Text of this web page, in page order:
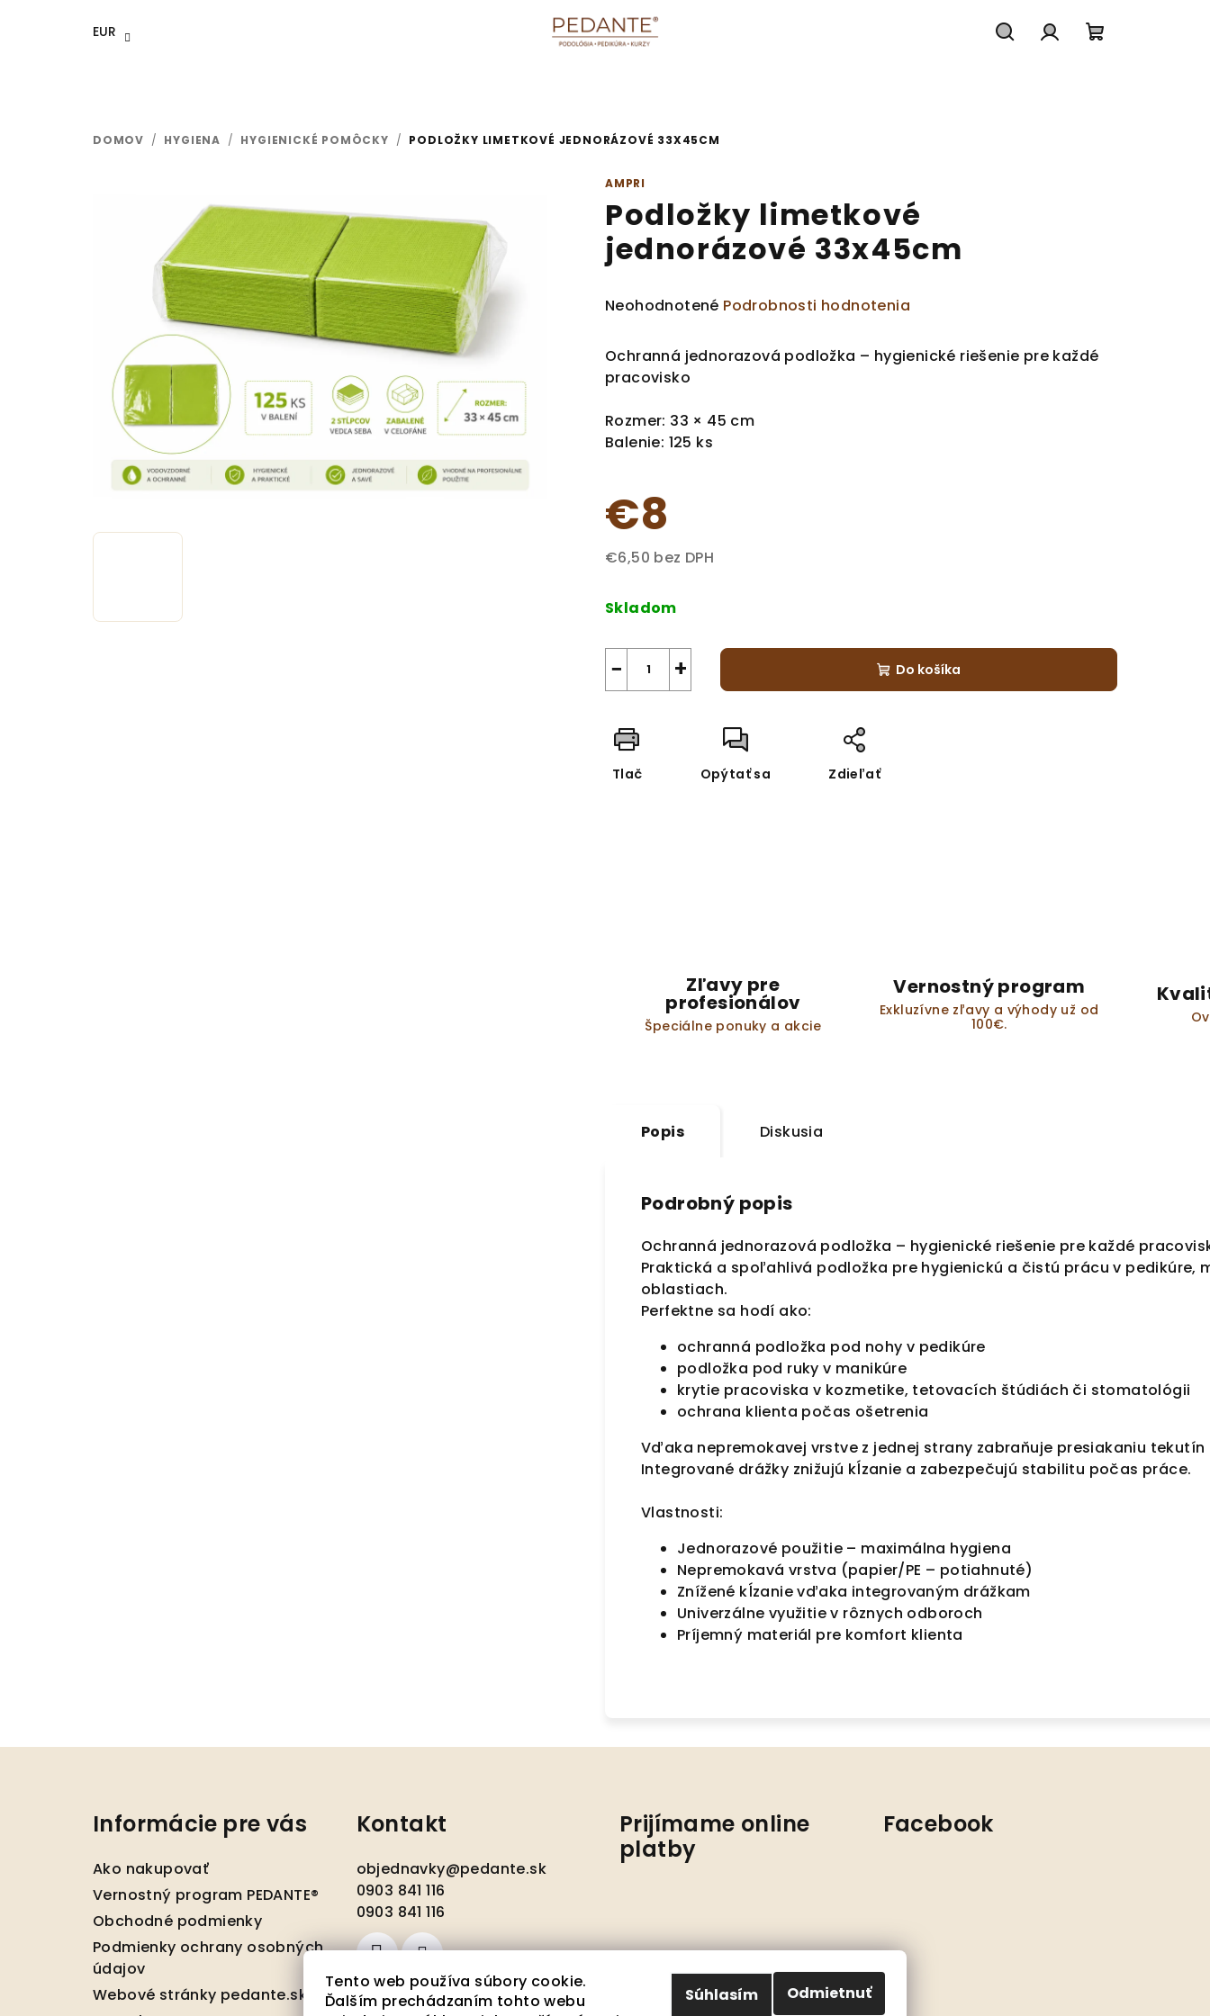
Tento web používa súbory cookie.
Ďalším prechádzaním tohto webu
Odmietnuť
Súhlasím
EUR
DOMOV / HYGIENA / HYGIENICKÉ POMÔCKY / PODLOŽKY LIMETKOVÉ JEDNORÁZOVÉ 33X45CM
AMPRI
Podložky limetkové
jednorázové 33x45cm
Priemerné
produktu
je
0,0
z
5
Neohodnotené Podrobnosti hodnotenia
Ochranná jednorazová podložka – hygienické riešenie pre každé
pracovisko
Rozmer: 33 × 45 cm
Balenie: 125 ks
€8
€6,50 bez DPH
cena:
Skladom
+
− Do košíka
Tlač Opýtať sa Zdieľať
Zľavy pre
profesionálov
Špeciálne ponuky a akcie
Vernostný program
Exkluzívne zľavy a výhody už od
100€.
Popis Diskusia
Podrobný popis
Ochranná jednorazová podložka – hygienické riešenie pre každé
Praktická a spoľahlivá podložka pre hygienickú a čistú prácu v pedikúre,
oblastiach.
Perfektne sa hodí ako:
ochranná podložka pod nohy v pedikúre
podložka pod ruky v manikúre
krytie pracoviska v kozmetike, tetovacích štúdiách či stomatológii
ochrana klienta počas ošetrenia
Vďaka nepremokavej vrstve z jednej strany zabraňuje presiakaniu
Integrované drážky znižujú kĺzanie a zabezpečujú stabilitu počas práce.
Vlastnosti:
Jednorazové použitie – maximálna hygiena
Nepremokavá vrstva (papier/PE – potiahnuté)
Znížené kĺzanie vďaka integrovaným drážkam
Univerzálne využitie v rôznych odboroch
Príjemný materiál pre komfort klienta
Informácie pre vás
Ako nakupovať
Vernostný program PEDANTE®
Obchodné podmienky
Podmienky ochrany osobných
údajov
Webové stránky pedante.sk
Kontakt
objednavky@pedante.sk
0903 841 116
0903 841 116
Prijímame online
platby
Facebook